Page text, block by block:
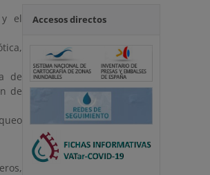
y el
de
de
Accesos directos